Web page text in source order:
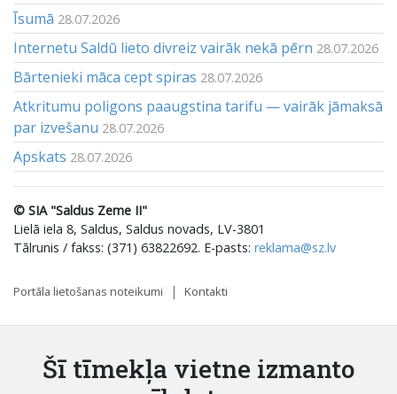
Īsumā 28.07.2026
Internetu Saldū lieto divreiz vairāk nekā pērn 28.07.2026
Bārtenieki māca cept spiras 28.07.2026
Atkritumu poligons paaugstina tarifu — vairāk jāmaksā
par izvešanu 28.07.2026
Apskats 28.07.2026
© SIA "Saldus Zeme II"
Lielā iela 8, Saldus, Saldus novads, LV-3801
Tālrunis / fakss: (371) 63822692. E-pasts: reklama@sz.lv
Portāla lietošanas noteikumi Kontakti
Šī tīmekļa vietne izmanto